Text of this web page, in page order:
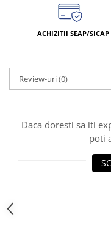
ACHIZIȚII SEAP/SICAP
Review-uri(0)
Daca doresti sa iti
poti